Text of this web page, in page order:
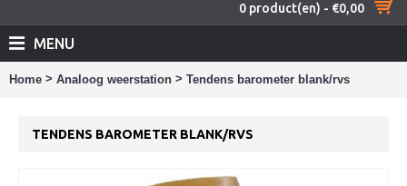
0 product(en) - €0,00
MENU
Home > Analoog weerstation > Tendens barometer blank/rvs
TENDENS BAROMETER BLANK/RVS